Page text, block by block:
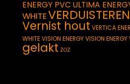
ENERGY PVC ULTIMA
WHITE
Vernist hout VERTICA
WHITEVISION ENERGYVISION ENERGY
gelakt ZOZ